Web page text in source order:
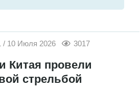
/ 10 Июля 2026 3017
Китая провели
стрельбой